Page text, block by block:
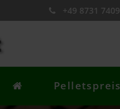
+49 8731